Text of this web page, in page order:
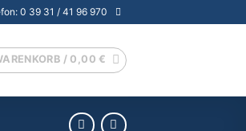
0 39 31 / 41 96 970
/ 0,00€